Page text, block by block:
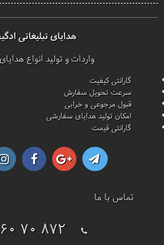
هدایای تبلیغاتی
واردات و تولید انواع
گارانتی کیفیت
سرعت تحویل سفارش
قبول مرجوعی و خرابی
امکان تولید هدایای سفارشی
گارانتی قیمت
تماس با ما
70 872